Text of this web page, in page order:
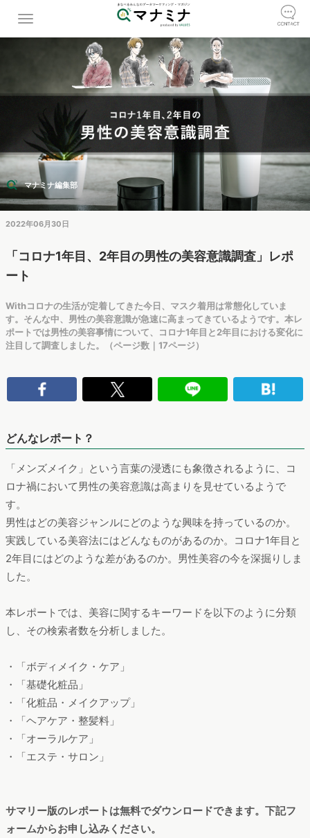
マナミナ編集部
2022年06月30日
「コロナ1年目、2年目の男性の美容意識調査」レポ
ート
Withコロナの生活が定着してきた今日、マスク着用は常態化していま
す。そんな中、男性の美容意識が急速に高まってきているようです。本レ
ポートでは男性の美容事情について、コロナ1年目と2年目における変化に
注目して調査しました。（ページ数｜17ページ）
どんなレポート？
「メンズメイク」という言葉の浸透にも象徴されるように、コ
ロナ禍において男性の美容意識は高まりを見せているようで
す。
男性はどの美容ジャンルにどのような興味を持っているのか。
実践している美容法にはどんなものがあるのか。コロナ1年目と
2年目にはどのような差があるのか。男性美容の今を深掘りしま
した。
本レポートでは、美容に関するキーワードを以下のように分類
し、その検索者数を分析しました。
・「ボディメイク・ケア」
・「基礎化粧品」
・「化粧品・メイクアップ」
・「ヘアケア・整髪料」
・「オーラルケア」
・「エステ・サロン」
サマリー版のレポートは無料でダウンロードできます。下記フ
ォームからお申し込みください。